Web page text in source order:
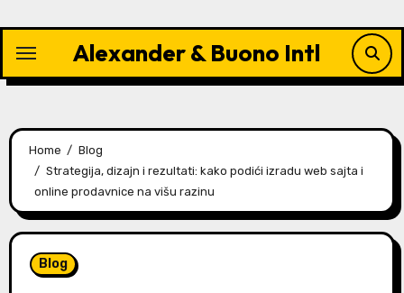
content
Alexander & Buono Intl
Home
Blog
Strategija, dizajn i rezultati: kako podići izradu web sajta i
online prodavnice na višu razinu
Blog